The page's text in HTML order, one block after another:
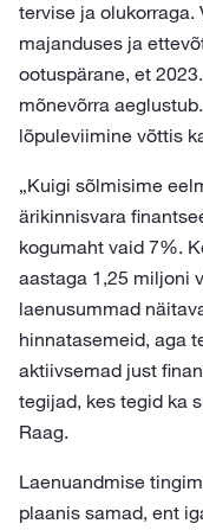
tervise ja olukorraga.
majanduses ja
ootuspärane, et
mõnevõrra
lõpuleviimine võttis
„Kuigi sõlmisime
ärikinnisvara
kogumaht vaid 7%.
aastaga 1,25 miljoni
laenusummad
hinnatasemeid, aga
aktiivsemad just
tegijad, kes tegid ka
Raag.
Laenuandmise
plaanis samad, ent